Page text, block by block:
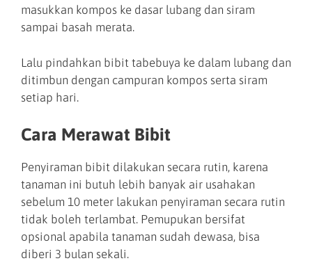
masukkan kompos ke dasar lubang dan siram
sampai basah merata.
Lalu pindahkan bibit tabebuya ke dalam lubang dan
ditimbun dengan campuran kompos serta siram
setiap hari.
Cara Merawat Bibit
Penyiraman bibit dilakukan secara rutin, karena
tanaman ini butuh lebih banyak air usahakan
sebelum 10 meter lakukan penyiraman secara rutin
tidak boleh terlambat. Pemupukan bersifat
opsional apabila tanaman sudah dewasa, bisa
diberi 3 bulan sekali.